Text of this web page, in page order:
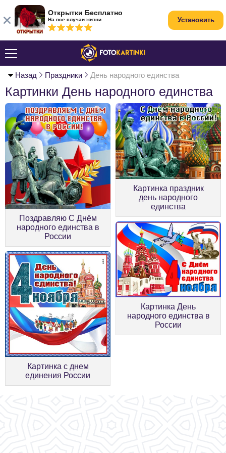
Назад Праздники День народного единства
Картинки День народного единства
Поздравляю С Днём
народного единства в
России
Картинка праздник
день народного
единства
Картинка с днем
единения России
Картинка День
народного единства в
России
Открытки Бесплатно
На все случаи жизни Установить